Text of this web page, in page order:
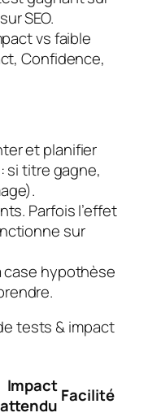
SEO.
vs faible
Confidence,
et planifier
si titre gagne,
Parfois l’effet
sur
case hypothèse
tests & impact
Impact
attendu Facilité